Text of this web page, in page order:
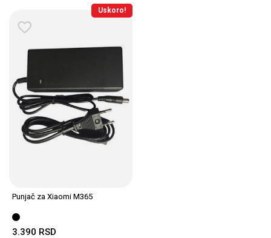
Uskoro!
Punjač za Xiaomi M365
3.390 RSD